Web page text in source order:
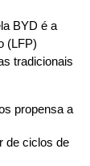
BYD é a
(LFP)
tradicionais
propensa a
de ciclos de